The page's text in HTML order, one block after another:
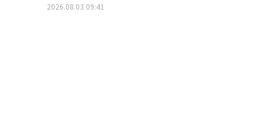
2026.08.03 09:41